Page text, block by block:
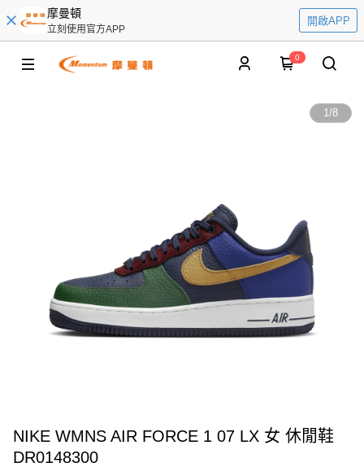
摩曼頓
立刻使用官方APP
開啟APP
0
1/8
NIKE WMNS AIR FORCE 1 07 LX 女 休閒鞋
DR0148300